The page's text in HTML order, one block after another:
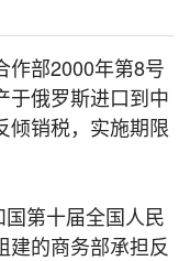
作部2000年第8号
于俄罗斯进口到中
倾销税，实施期限
第十届全国人民
建的商务部承担反